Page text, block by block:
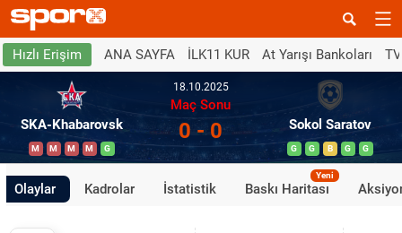
Hızlı Erişim ANA SAYFA İLK11 KUR At Yarışı Bankoları
SKA-Khabarovsk
M M M M G
18.10.2025
Maç Sonu
0 - 0 Sokol Saratov
G G B G G
Olaylar Kadrolar İstatistik Baskı Haritası
Yeni